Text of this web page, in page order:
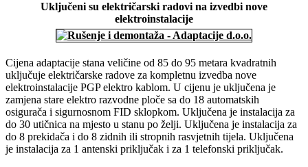
Uključeni su električarski radovi na izvedbi nove
elektroinstalacije
Cijena adaptacije stana veličine od 85 do 95 metara kvadratnih
uključuje električarske radove za kompletnu izvedba nove
elektroinstalacije PGP elektro kablom. U cijenu je uključena je
zamjena stare elektro razvodne ploče sa do 18 automatskih
osigurača i sigurnosnom FID sklopkom. Uključena je instalacija za
do 30 utičnica na mjesto u stanu po želji. Uključena je instalacija za
do 8 prekidača i do 8 zidnih ili stropnih rasvjetnih tijela. Uključena
je instalacija za 1 antenski priključak i za 1 telefonski priključak.